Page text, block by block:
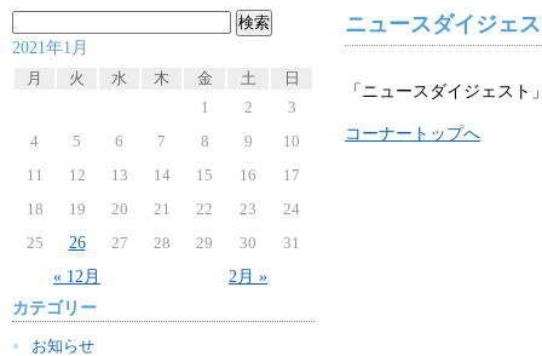
索:
2021年1月
月
火 水 木 金 土 日
« 12月 2月 »
1 2
3
4
5 6 7 8 9
10
11
12 13 14 15 16
17
18
19 20 21 22 23
24
25
26 27 28 29 30 31
カテゴリー
お知らせ
ニュースダイジェ
「ニュースダイジェス
コーナートップへ